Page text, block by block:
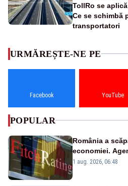
TollRo se
Ce se schimbă
transportatori
URMĂREȘTE-NE PE
Facebook YouTube
POPULAR
România a
economiei.
„BBB-” cu
1 aug. 2026, 06:48